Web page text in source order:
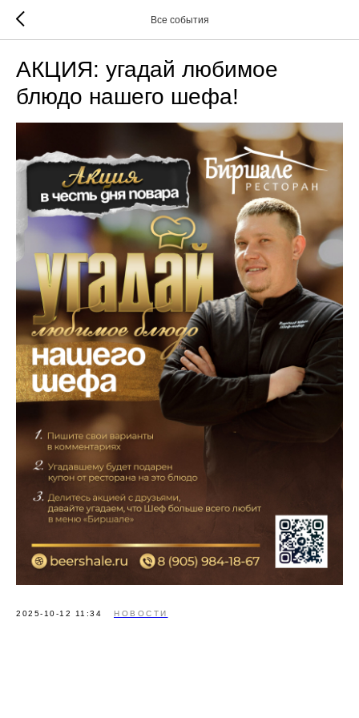
Все события
АКЦИЯ: угадай любимое
блюдо нашего шефа!
2025-10-12 11:34 НОВОСТИ